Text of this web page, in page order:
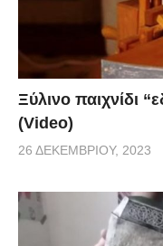
Ξύλινο παιχνίδι
(Video)
26 ΔΕΚΕΜΒΡΊΟΥ, 2023